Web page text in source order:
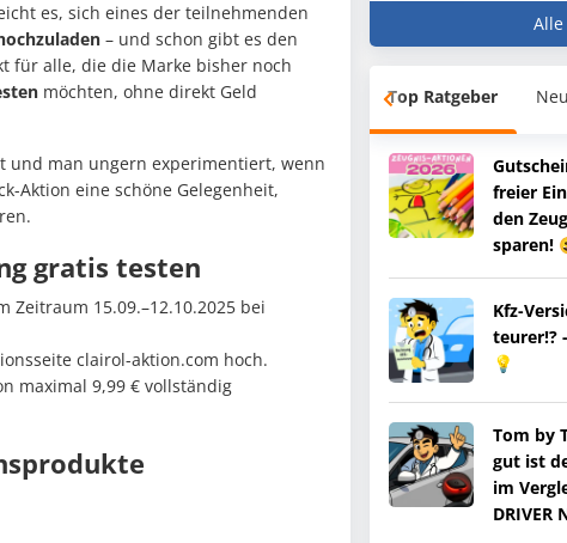
es, sich eines der teilnehmenden
– und schon gibt es den
für alle, die die Marke bisher noch
möchten, ohne direkt Geld
und man ungern experimentiert, wenn
Aktion eine schöne Gelegenheit,
gratis testen
Zeitraum 15.09.–12.10.2025 bei
clairol-aktion.com hoch.
maximal 9,99 € vollständig
Top Ratgeber
freier
den
sparen!
Kfz-
teurer!?
💡
Tom by
gut ist
im
DRIVER